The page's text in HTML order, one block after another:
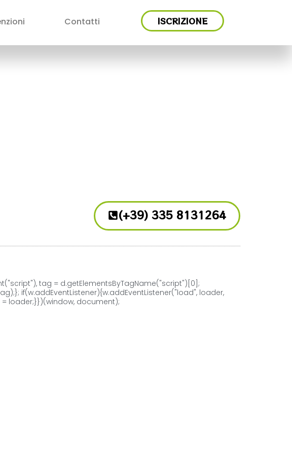
Contatti ISCRIZIONE
(+39) 335 8131264
tag = d.getElementsByTagName("script")[0];
if(w.addEventListener){w.addEventListener("load", loader,
loader;}})(window, document);